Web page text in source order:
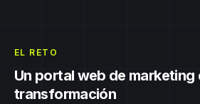
EL RETO
Un portal web de marketing
transformación